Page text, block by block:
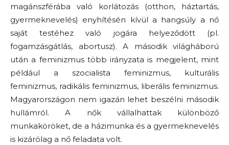
magánszférába való korlátozás (otthon, háztartás,
gyermeknevelés) enyhítésén kívül a hangsúly a nő
saját testéhez való jogára helyeződött (pl.
fogamzásgátlás, abortusz). A második világháború
után a feminizmus több irányzata is megjelent, mint
például a szocialista feminizmus, kulturális
feminizmus, radikális feminizmus, liberális feminizmus.
Magyarországon nem igazán lehet beszélni második
hullámról. A nők vállalhattak különböző
munkaköröket, de a házimunka és a gyermeknevelés
is kizárólag a nő feladata volt.